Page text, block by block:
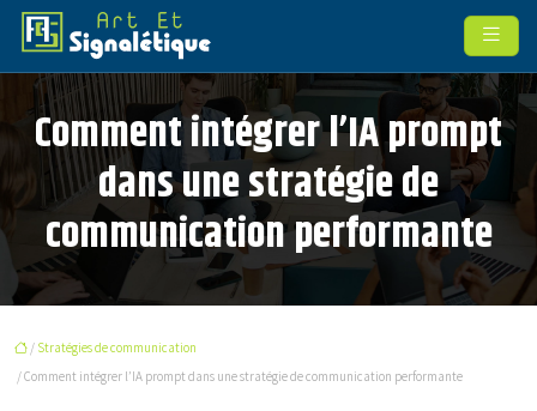
Comment intégrer l’IA prompt
dans une stratégie de
communication performante
/Stratégies de communication
/ Comment intégrer l’IA prompt dans une stratégie de communication performante